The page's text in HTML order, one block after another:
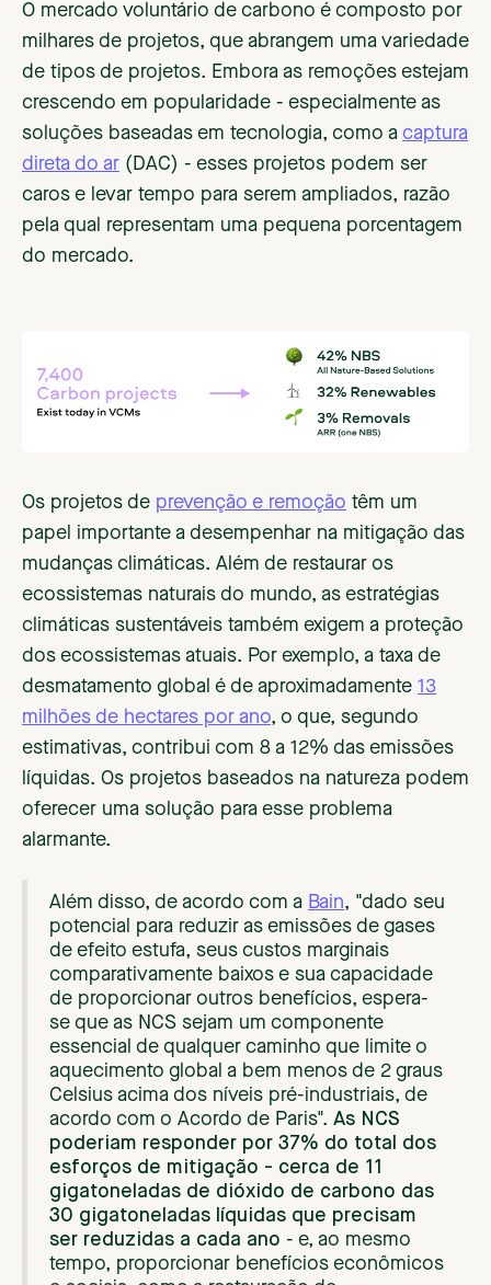
O mercado voluntário de carbono é composto por
milhares de projetos, que abrangem uma variedade
de tipos de projetos. Embora as remoções estejam
crescendo em popularidade - especialmente as
soluções baseadas em tecnologia, como a captura
direta do ar (DAC) - esses projetos podem ser
caros e levar tempo para serem ampliados, razão
pela qual representam uma pequena porcentagem
do mercado.
Os projetos de prevenção e remoção têm um
papel importante a desempenhar na mitigação das
mudanças climáticas. Além de restaurar os
ecossistemas naturais do mundo, as estratégias
climáticas sustentáveis também exigem a proteção
dos ecossistemas atuais. Por exemplo, a taxa de
desmatamento global é de aproximadamente 13
milhões de hectares por ano, o que, segundo
estimativas, contribui com 8 a 12% das emissões
líquidas. Os projetos baseados na natureza podem
oferecer uma solução para esse problema
alarmante.
Além disso, de acordo com a Bain, "dado seu
potencial para reduzir as emissões de gases
de efeito estufa, seus custos marginais
comparativamente baixos e sua capacidade
de proporcionar outros benefícios, espera-
se que as NCS sejam um componente
essencial de qualquer caminho que limite o
aquecimento global a bem menos de 2 graus
Celsius acima dos níveis pré-industriais, de
acordo com o Acordo de Paris". As NCS
poderiam responder por 37% do total dos
esforços de mitigação - cerca de 11
gigatoneladas de dióxido de carbono das
30 gigatoneladas líquidas que precisam
ser reduzidas a cada ano - e, ao mesmo
tempo, proporcionar benefícios econômicos